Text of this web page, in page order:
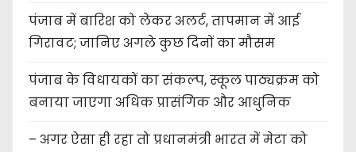
पंजाब में बारिश को लेकर अलर्ट, तापमान में आई
गिरावट; जानिए अगले कुछ दिनों का मौसम
पंजाब के विधायकों का संकल्प, स्कूल पाठ्यक्रम को
बनाया जाएगा अधिक प्रासंगिक और आधुनिक
– अगर ऐसा ही रहा तो प्रधानमंत्री भारत में मेटा को